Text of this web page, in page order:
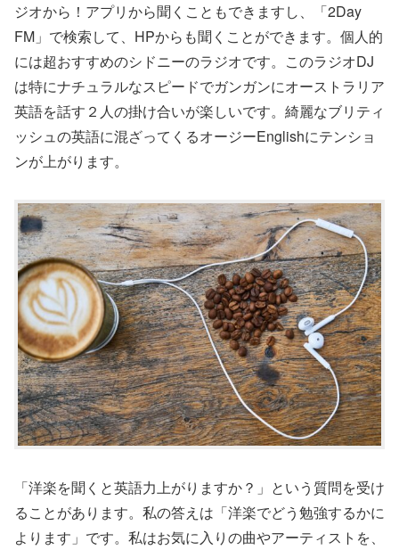
ジオから！アプリから聞くこともできますし、「2Day
FM」で検索して、HPからも聞くことができます。個人的
には超おすすめのシドニーのラジオです。このラジオDJ
は特にナチュラルなスピードでガンガンにオーストラリア
英語を話す２人の掛け合いが楽しいです。綺麗なブリティ
ッシュの英語に混ざってくるオージーEnglishにテンショ
ンが上がります。
「洋楽を聞くと英語力上がりますか？」という質問を受け
ることがあります。私の答えは「洋楽でどう勉強するかに
よります」です。私はお気に入りの曲やアーティストを、